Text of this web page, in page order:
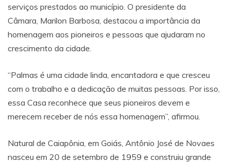
serviços prestados ao município. O presidente da
Câmara, Marilon Barbosa , destacou a importância da
homenagem aos pioneiros e pessoas que ajudaram no
crescimento da cidade.
“Palmas é uma cidade linda, encantadora e que cresceu
com o trabalho e a dedicação de muitas pessoas. Por isso,
essa Casa reconhece que seus pioneiros devem e
merecem receber de nós essa homenagem”, afirmou.
Natural de Caiapônia, em Goiás, Antônio José de Novaes
nasceu em 20 de setembro de 1959 e construiu grande